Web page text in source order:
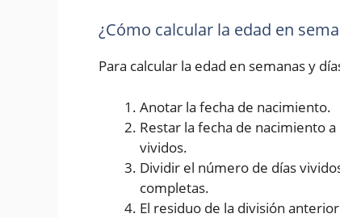
¿Cómo calcular la edad en
Para calcular la edad en semanas y
Anotar la fecha de nacimiento.
Restar la fecha de nacimiento
vividos.
Dividir el número de días
completas.
El residuo de la división